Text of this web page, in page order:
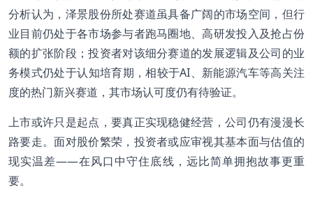
分析认为，泽景股份所处赛道虽具备广阔的市场空间，但行
业目前仍处于各市场参与者跑马圈地、高研发投入及抢占份
额的扩张阶段；投资者对该细分赛道的发展逻辑及公司的业
务模式仍处于认知培育期，相较于AI、新能源汽车等高关注
度的热门新兴赛道，其市场认可度仍有待验证。
上市或许只是起点，要真正实现稳健经营，公司仍有漫漫长
路要走。面对股价繁荣，投资者或应审视其基本面与估值的
现实温差——在风口中守住底线，远比简单拥抱故事更重
要。